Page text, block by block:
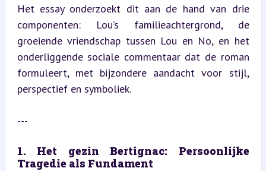
Het essay onderzoekt dit aan de hand van drie
componenten: Lou’s familieachtergrond, de
groeiende vriendschap tussen Lou en No, en het
onderliggende sociale commentaar dat de roman
formuleert, met bijzondere aandacht voor stijl,
perspectief en symboliek.
---
1. Het gezin Bertignac: Persoonlijke
Tragedie als Fundament